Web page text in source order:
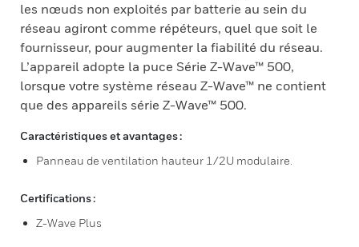
les nœuds non exploités par batterie au sein du
réseau agiront comme répéteurs, quel que soit le
fournisseur, pour augmenter la fiabilité du réseau.
L’appareil adopte la puce Série Z-Wave™ 500,
lorsque votre système réseau Z-Wave™ ne contient
que des appareils série Z-Wave™ 500.
Caractéristiques et avantages :
Panneau de ventilation hauteur 1/2U modulaire.
Certifications :
Z-Wave Plus